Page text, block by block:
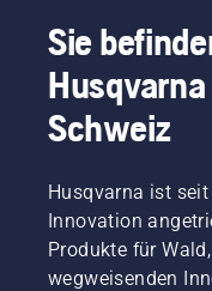
Sie
Schweiz
Husqvarna ist
Innovation
Produkte für
wegweisenden